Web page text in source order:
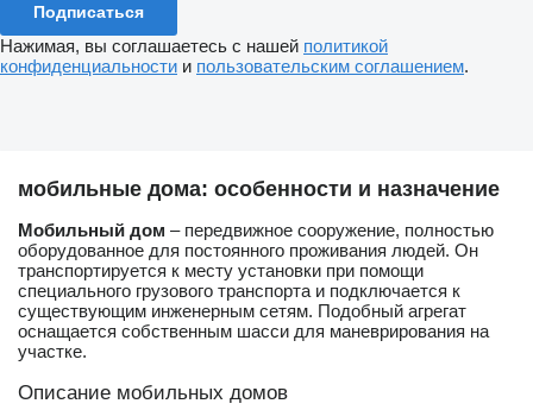
Подписаться
Нажимая, вы соглашаетесь с нашей политикой
конфиденциальности и пользовательским соглашением.
мобильные дома: особенности и назначение
Мобильный дом – передвижное сооружение, полностью
оборудованное для постоянного проживания людей. Он
транспортируется к месту установки при помощи
специального грузового транспорта и подключается к
существующим инженерным сетям. Подобный агрегат
оснащается собственным шасси для маневрирования на
участке.
Описание мобильных домов